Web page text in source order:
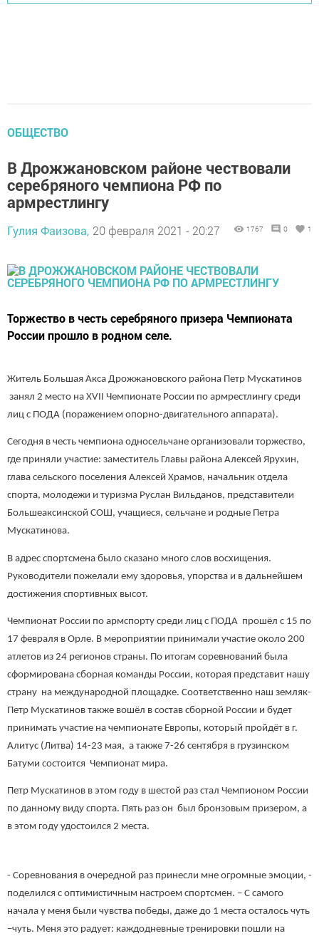
ОБЩЕСТВО
В Дрожжановском районе чествовали
серебряного чемпиона РФ по
армрестлингу
Гулия Фаизова, 20 февраля 2021 - 20:27 1767 0 1
Торжество в честь серебряного призера Чемпионата
России прошло в родном селе.
Житель Большая Акса Дрожжановского района Петр Мускатинов
занял 2 место на XVII Чемпионате России по армрестлингу среди
лиц с ПОДА (поражением опорно-двигательного аппарата).
Сегодня в честь чемпиона односельчане организовали торжество,
где приняли участие: заместитель Главы района Алексей Ярухин,
глава сельского поселения Алексей Храмов, начальник отдела
спорта, молодежи и туризма Руслан Вильданов, представители
Большеаксинской СОШ, учащиеся, сельчане и родные Петра
Мускатинова.
В адрес спортсмена было сказано много слов восхищения.
Руководители пожелали ему здоровья, упорства и в дальнейшем
достижения спортивных высот.
Чемпионат России по армспорту среди лиц с ПОДА прошёл с 15 по
17 февраля в Орле. В мероприятии принимали участие около 200
атлетов из 24 регионов страны. По итогам соревнований была
сформирована сборная команды России, которая представит нашу
страну на международной площадке. Соответственно наш земляк-
Петр Мускатинов также вошёл в состав сборной России и будет
принимать участие на чемпионате Европы, который пройдёт в г.
Алитус (Литва) 14-23 мая, а также 7-26 сентября в грузинском
Батуми состоится Чемпионат мира.
Петр Мускатинов в этом году в шестой раз стал Чемпионом России
по данному виду спорта. Пять раз он был бронзовым призером, а
в этом году удостоился 2 места.
- Соревнования в очередной раз принесли мне огромные эмоции, -
поделился с оптимистичным настроем спортсмен. – С самого
начала у меня были чувства победы, даже до 1 места осталось чуть
–чуть. Меня это радует: каждодневные тренировки пошли на